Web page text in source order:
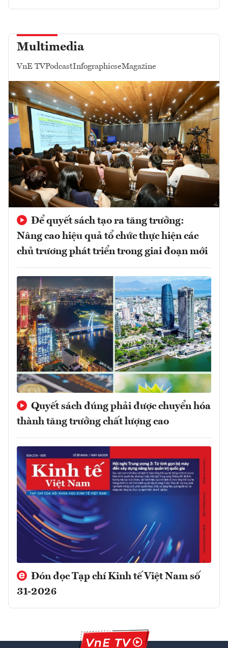
Multimedia
VnE TVPodcastInfographicseMagazine
Để quyết sách tạo ra tăng trưởng:
Nâng cao hiệu quả tổ chức thực hiện các
chủ trương phát triển trong giai đoạn mới
Quyết sách đúng phải được chuyển hóa
thành tăng trưởng chất lượng cao
Đón đọc Tạp chí Kinh tế Việt Nam số
31-2026